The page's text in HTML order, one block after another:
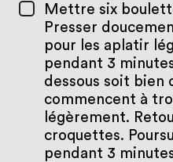
Mettre six
Presser
pour les aplatir
pendant 3
dessous soit bien
commencent à
légèrement.
croquettes.
pendant 3